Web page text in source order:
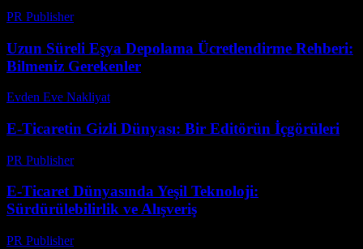
PR Publisher-
Uzun Süreli Eşya Depolama Ücretlendirme Rehberi:
Bilmeniz Gerekenler
Evden Eve Nakliyat
E-Ticaretin Gizli Dünyası: Bir Editörün İçgörüleri
PR Publisher-
E-Ticaret Dünyasında Yeşil Teknoloji:
Sürdürülebilirlik ve Alışveriş
PR Publisher-